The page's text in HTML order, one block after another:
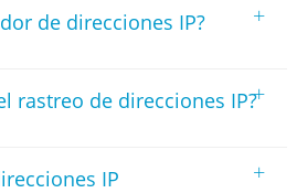
de direcciones IP? +
rastreo de direcciones IP?+
IP +